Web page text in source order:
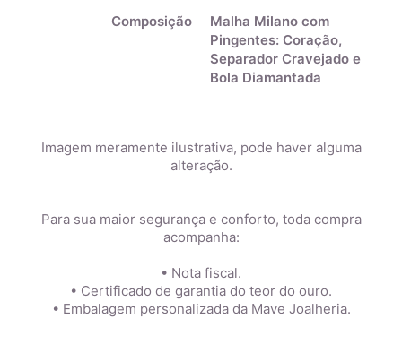
Composição
Malha Milano com
Pingentes: Coração,
Separador Cravejado e
Bola Diamantada
Imagem meramente ilustrativa, pode haver alguma
alteração.
Para sua maior segurança e conforto, toda compra
acompanha:
• Nota fiscal.
• Certificado de garantia do teor do ouro.
• Embalagem personalizada da Mave Joalheria.